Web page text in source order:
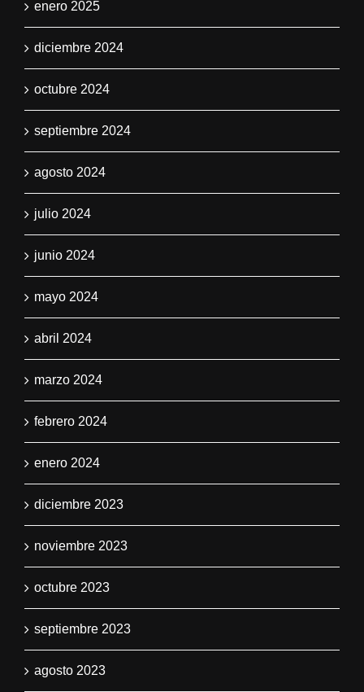
enero 2025
diciembre 2024
octubre 2024
septiembre 2024
agosto 2024
julio 2024
junio 2024
mayo 2024
abril 2024
marzo 2024
febrero 2024
enero 2024
diciembre 2023
noviembre 2023
octubre 2023
septiembre 2023
agosto 2023